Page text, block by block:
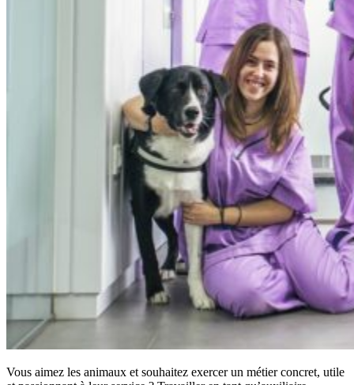
Vous aimez les animaux et souhaitez exercer un métier concret, utile